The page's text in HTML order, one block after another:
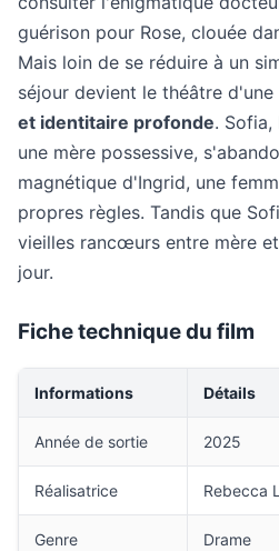
guérison pour Rose, clouée
Mais loin de se réduire à un
séjour devient le théâtre d'une
et identitaire profonde.
une mère possessive,
magnétique d'Ingrid, une
propres règles. Tandis que
vieilles rancœurs entre mère
jour.
Fiche technique du film
Informations Détails
Année de sortie 2025
Réalisatrice Rebecca
Genre Drame